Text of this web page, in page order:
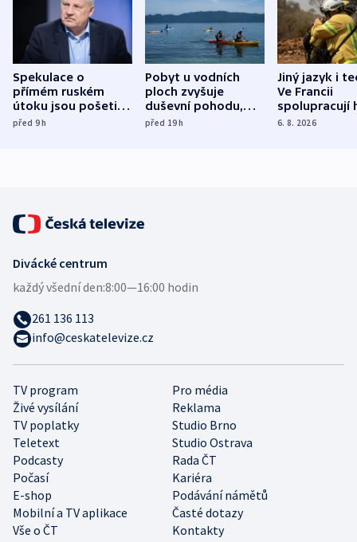
Spekulace o
přímém ruském
útoku jsou pošetilé,
míní estonský
před 9h
Pobyt u vodních
ploch zvyšuje
duševní pohodu,
ukázala
před 19h
Jiný jazyk i
Ve Francii
spolupracují
různých zemí
6. 8. 2026
TV program
Pro média
Živé vysílání
Reklama
TV poplatky
Studio Brno
Teletext
Studio Ostrava
Podcasty
Rada ČT
Počasí
Kariéra
E-shop
Podávání námětů
Mobilní a TV aplikace
Časté dotazy
Vše o ČT
Kontakty
Divácké centrum
každý všední den:8:00—16:00 hodin
261 136 113
info@ceskatelevize.cz